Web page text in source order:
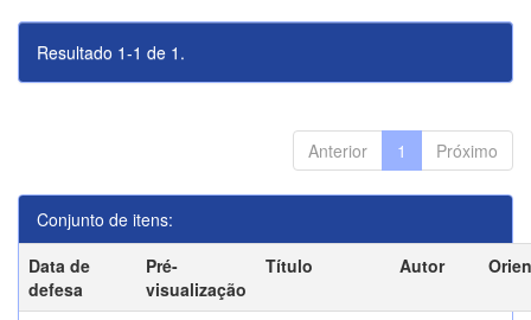
Resultado 1-1 de 1.
Anterior 1 Próximo
Conjunto de itens:
Data de
defesa
Pré-
visualização
Título Autor